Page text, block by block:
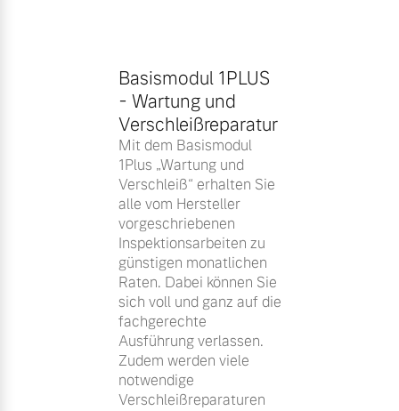
Basismodul 1PLUS
- Wartung und
Verschleißreparatur
Mit dem Basismodul
1Plus „Wartung und
Verschleiß“ erhalten Sie
alle vom Hersteller
vorgeschriebenen
Inspektionsarbeiten zu
günstigen monatlichen
Raten. Dabei können Sie
sich voll und ganz auf die
fachgerechte
Ausführung verlassen.
Zudem werden viele
notwendige
Verschleißreparaturen